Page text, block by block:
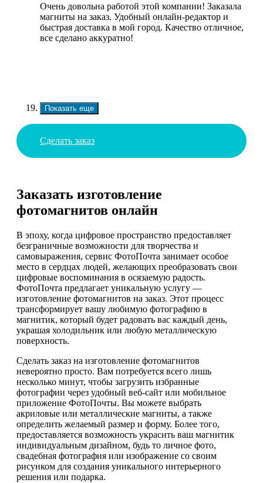
Очень довольна работой этой компании! Заказала
магниты на заказ. Удобный онлайн-редактор и
быстрая доставка в мой город. Качество отличное,
все сделано аккуратно!
Показать еще
Сделать заказ
Заказать изготовление
фотомагнитов онлайн
В эпоху, когда цифровое пространство предоставляет
безграничные возможности для творчества и
самовыражения, сервис ФотоПочта занимает особое
место в сердцах людей, желающих преобразовать свои
цифровые воспоминания в осязаемую радость.
ФотоПочта предлагает уникальную услугу —
изготовление фотомагнитов на заказ. Этот процесс
трансформирует вашу любимую фотографию в
магнитик, который будет радовать вас каждый день,
украшая холодильник или любую металлическую
поверхность.
Сделать заказ на изготовление фотомагнитов
невероятно просто. Вам потребуется всего лишь
несколько минут, чтобы загрузить избранные
фотографии через удобный веб-сайт или мобильное
приложение ФотоПочты. Вы можете выбрать
акриловые или металлические магниты, а также
определить желаемый размер и форму. Более того,
предоставляется возможность украсить ваш магнитик
индивидуальным дизайном, будь то личное фото,
свадебная фотография или изображение со своим
рисунком для создания уникального интерьерного
решения или подарка.